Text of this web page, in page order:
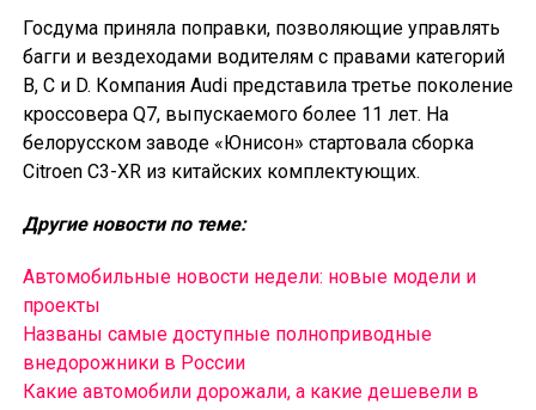
Госдума приняла поправки, позволяющие управлять
багги и вездеходами водителям с правами категорий
B, C и D. Компания Audi представила третье поколение
кроссовера Q7, выпускаемого более 11 лет. На
белорусском заводе «Юнисон» стартовала сборка
Citroen C3-XR из китайских комплектующих.
Другие новости по теме:
Автомобильные новости недели: новые модели и
проекты
Названы самые доступные полноприводные
внедорожники в России
Какие автомобили дорожали, а какие дешевели в